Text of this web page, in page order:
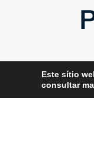
Este sítio
consultar